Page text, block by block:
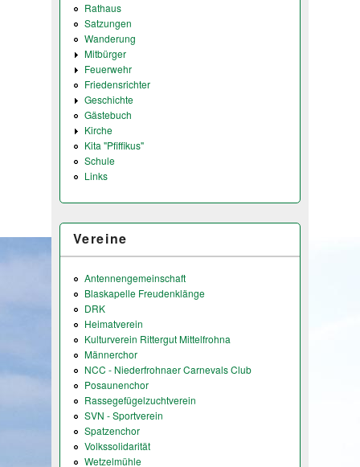
Rathaus
Satzungen
Wanderung
Mitbürger
Feuerwehr
Friedensrichter
Geschichte
Gästebuch
Kirche
Kita "Pfiffikus"
Schule
Links
Vereine
Antennengemeinschaft
Blaskapelle Freudenklänge
DRK
Heimatverein
Kulturverein Rittergut Mittelfrohna
Männerchor
NCC - Niederfrohnaer Carnevals Club
Posaunenchor
Rassegefügelzuchtverein
SVN - Sportverein
Spatzenchor
Volkssolidarität
Wetzelmühle